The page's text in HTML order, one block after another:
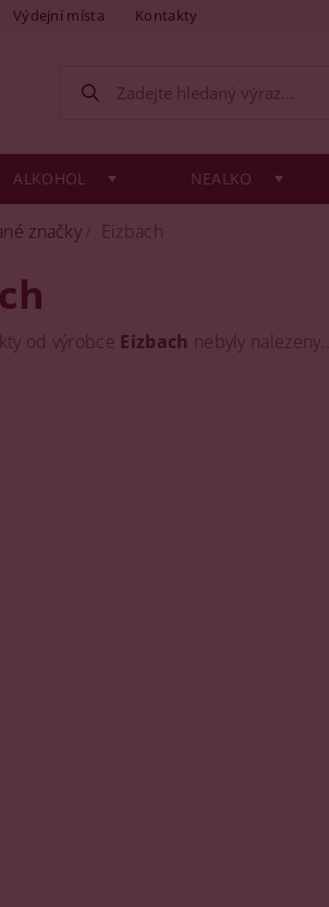
Výdejní místa Kontakty
ALKOHOL NEALKO
značky Eizbach
od výrobce Eizbach nebyly nalezeny....